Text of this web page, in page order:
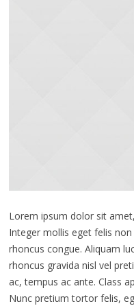
Lorem ipsum dolor sit
Integer mollis eget felis
rhoncus congue. Aliquam
rhoncus gravida nisl vel
ac, tempus ac ante. Class
Nunc pretium tortor felis,